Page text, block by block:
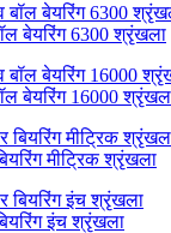
बेयरिंग 6300 श्रृंखला
बेयरिंग 16000
मीट्रिक श्रृंखला
इंच श्रृंखला